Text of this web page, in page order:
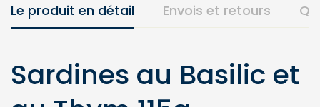
Le produit en détail Envois et retours
Sardines au Basilic et